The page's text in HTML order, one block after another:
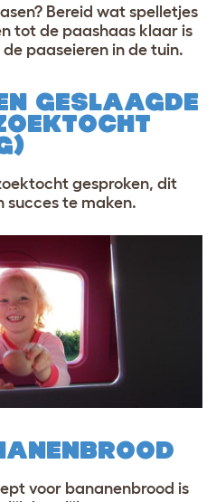
Bereid wat spelletjes
tot de paashaas klaar is
paaseieren in de tuin.
GESLAAGDE
gesproken, dit
succes te maken.
voor bananenbrood is